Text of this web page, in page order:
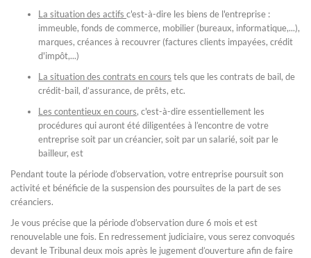
La situation des actifs c'est-à-dire les biens de l'entreprise :
immeuble, fonds de commerce, mobilier (bureaux, informatique,...),
marques, créances à recouvrer (factures clients impayées, crédit
d'impôt,...)
La situation des contrats en cours tels que les contrats de bail, de
crédit-bail, d’assurance, de prêts, etc.
Les contentieux en cours, c'est-à-dire essentiellement les
procédures qui auront été diligentées à l’encontre de votre
entreprise soit par un créancier, soit par un salarié, soit par le
bailleur, est
Pendant toute la période d’observation, votre entreprise poursuit son
activité et bénéficie de la suspension des poursuites de la part de ses
créanciers.
Je vous précise que la période d’observation dure 6 mois et est
renouvelable une fois. En redressement judiciaire, vous serez convoqués
devant le Tribunal deux mois après le jugement d’ouverture afin de faire